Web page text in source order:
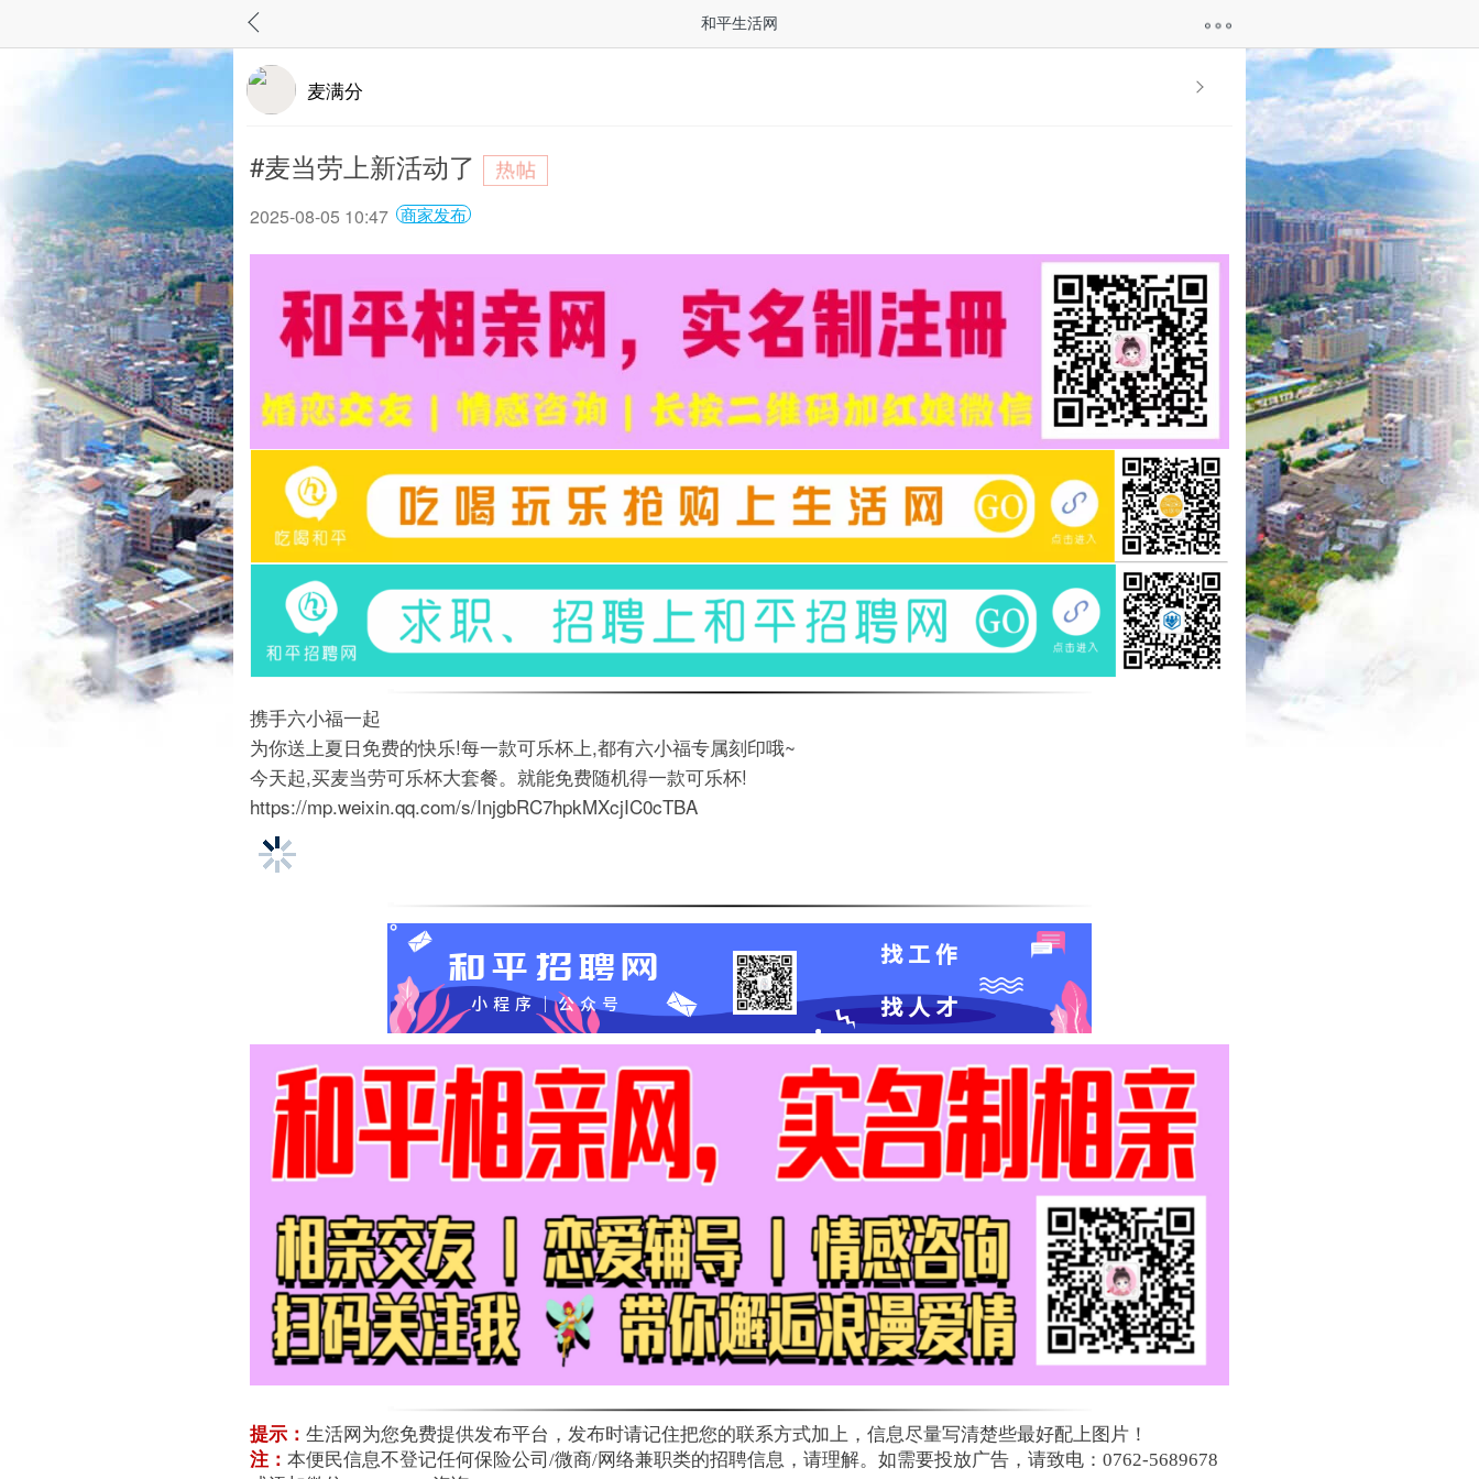
和平生活网
麦满分
#麦当劳上新活动了
2025-08-05 10:47 商家发布
携手六小福一起
为你送上夏日免费的快乐!每一款可乐杯上,都有六小福专属刻印哦~
今天起,买麦当劳可乐杯大套餐。就能免费随机得一款可乐杯!
https://mp.weixin.qq.com/s/InjgbRC7hpkMXcjIC0cTBA
提示： 生活网为您免费提供发布平台，发布时请记住把您的联系方式加上，信息尽量写清楚些最好配上图片！
注： 本便民信息不登记任何保险公司/微商/网络兼职类的招聘信息，请理解。如需要投放广告，请致电：0762-5689678